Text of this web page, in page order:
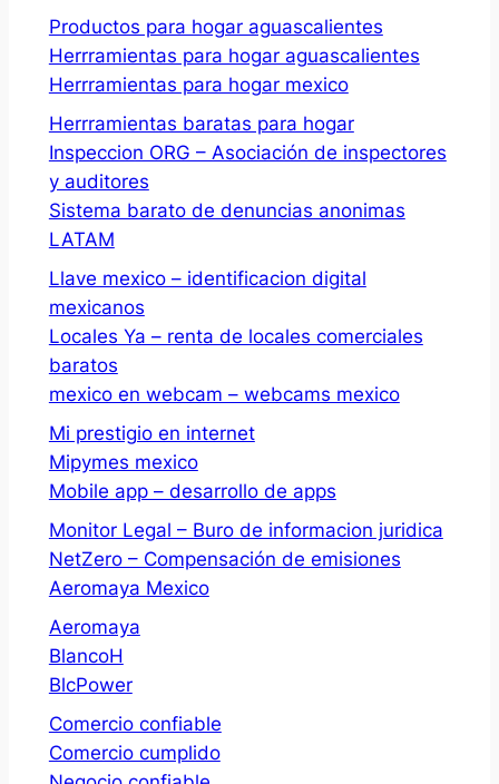
Productos para hogar aguascalientes
Herrramientas para hogar aguascalientes
Herrramientas para hogar mexico
Herrramientas baratas para hogar
Inspeccion ORG – Asociación de inspectores
y auditores
Sistema barato de denuncias anonimas
LATAM
Llave mexico – identificacion digital
mexicanos
Locales Ya – renta de locales comerciales
baratos
mexico en webcam – webcams mexico
Mi prestigio en internet
Mipymes mexico
Mobile app – desarrollo de apps
Monitor Legal – Buro de informacion juridica
NetZero – Compensación de emisiones
Aeromaya Mexico
Aeromaya
BlancoH
BlcPower
Comercio confiable
Comercio cumplido